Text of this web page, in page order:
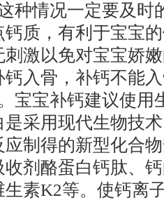
种情况一定要及时
质，有利于宝宝
激以免对宝宝娇
入骨，补钙不能
宝宝补钙建议使用
采用现代生物技
制得的新型化合
剂酪蛋白钙肽、
生素K2等。使钙离